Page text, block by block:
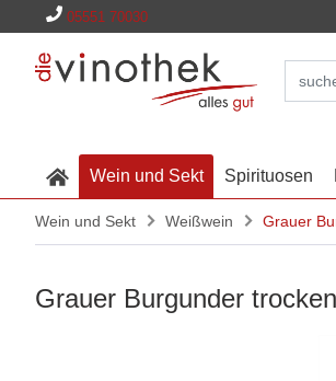
05551 70030
Wein und Sekt Spirituosen
Wein und Sekt Weißwein Grauer
Grauer Burgunder